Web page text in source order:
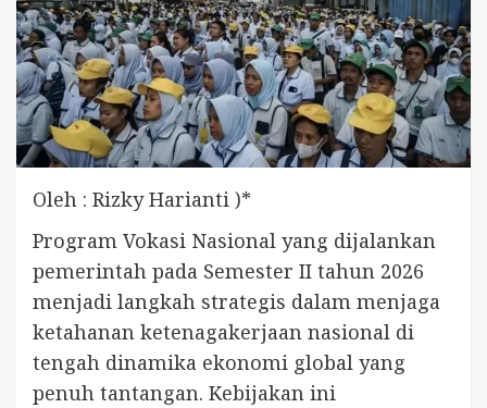
Oleh : Rizky Harianti )*
Program Vokasi Nasional yang dijalankan
pemerintah pada Semester II tahun 2026
menjadi langkah strategis dalam menjaga
ketahanan ketenagakerjaan nasional di
tengah dinamika ekonomi global yang
penuh tantangan. Kebijakan ini